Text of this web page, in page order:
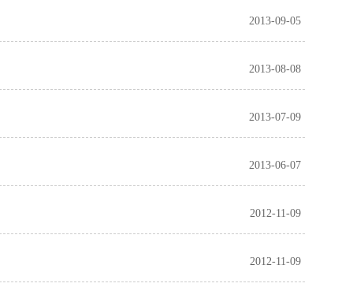
2013-09-05
2013-08-08
2013-07-09
2013-06-07
2012-11-09
2012-11-09